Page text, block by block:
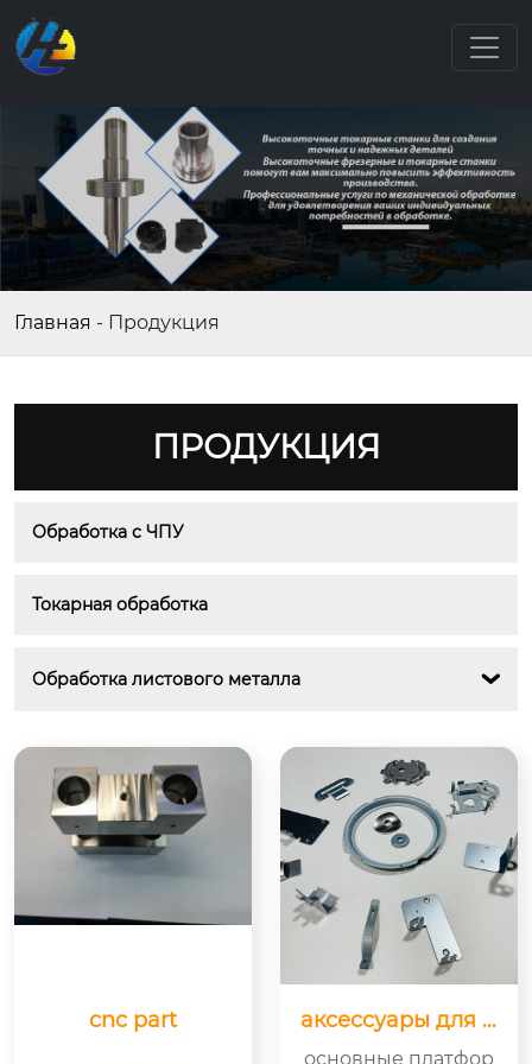
Главная - Продукция
ПРОДУКЦИЯ
Обработка с ЧПУ
Токарная обработка
Обработка листового металла 
cnc part
аксессуары для м
едицинского обо
основные платфор